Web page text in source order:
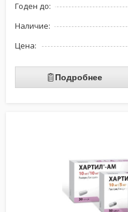
Годен до:
Наличие:
Цена:
Подробнее